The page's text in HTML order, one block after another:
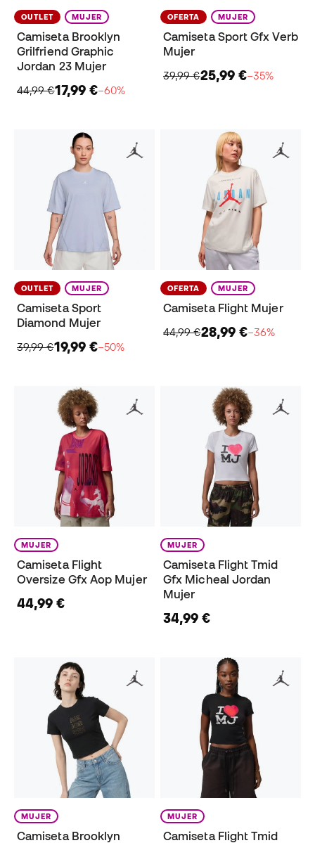
OUTLET MUJER
Camiseta Brooklyn
Grilfriend Graphic
Jordan 23 Mujer
44,99 €17,99 €−60%
OFERTA MUJER
Camiseta Sport Gfx Verb
Mujer
39,99 €25,99 €−35%
OUTLET MUJER
Camiseta Sport
Diamond Mujer
39,99 €19,99 €−50%
OFERTA MUJER
Camiseta Flight Mujer
44,99 €28,99 €−36%
MUJER
Camiseta Flight
Oversize Gfx Aop Mujer
44,99 €
MUJER
Camiseta Flight Tmid
Gfx Micheal Jordan
Mujer
34,99 €
MUJER
Camiseta Brooklyn
MUJER
Camiseta Flight Tmid